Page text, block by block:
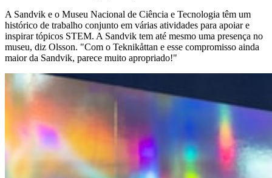
A Sandvik e o Museu Nacional de Ciência e Tecnologia têm um
histórico de trabalho conjunto em várias atividades para apoiar e
inspirar tópicos STEM. A Sandvik tem até mesmo uma presença no
museu, diz Olsson. "Com o Teknikåttan e esse compromisso ainda
maior da Sandvik, parece muito apropriado!"